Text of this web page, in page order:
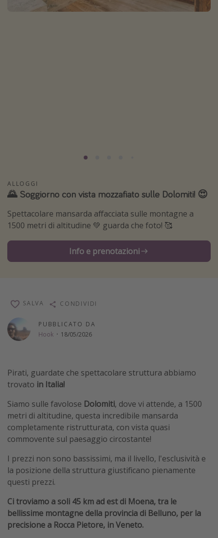
Vacanze estate 2026
Vacanze di Pasqua 2026
Last minute capodanno
Vacanze con bambini
Vacanze al mare
Viaggi per single
Travel magazine
Calendario di viaggio
Festività del 2026
ALLOGGI
🌄 Soggiorno con vista mozzafiato sulle Dolomiti! 😍
Spettacolare mansarda affacciata sulle montagne a
1500 metri di altitudine 💚 guarda che foto! 🥰
Info e prenotazioni
PUBBLICATO DA
Hook · 18/05/2026
SALVA CONDIVIDI
Pirati, guardate che spettacolare struttura abbiamo
trovato in Italia!
Siamo sulle favolose Dolomiti, dove vi attende, a 1500
metri di altitudine, questa incredibile mansarda
completamente ristrutturata, con vista quasi
commovente sul paesaggio circostante!
I prezzi non sono bassissimi, ma il livello, l'esclusività e
la posizione della struttura giustificano pienamente
questi prezzi.
Ci troviamo a soli 45 km ad est di Moena, tra le
bellissime montagne della provincia di Belluno, per la
precisione a Rocca Pietore, in Veneto.